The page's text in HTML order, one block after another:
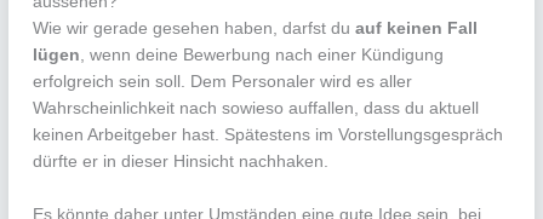
Wie wir gerade gesehen haben, darfst duauf keinen Fall
lügen, wenn deine Bewerbung nach einer Kündigung
erfolgreich sein soll. Dem Personaler wird es aller
Wahrscheinlichkeit nach sowieso auffallen, dass du aktuell
keinen Arbeitgeber hast. Spätestens im Vorstellungsgespräch
dürfte er in dieser Hinsicht nachhaken.
Es könnte daher unter Umständen eine gute Idee sein, bei